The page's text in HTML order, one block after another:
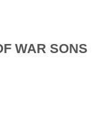
WAR SONS